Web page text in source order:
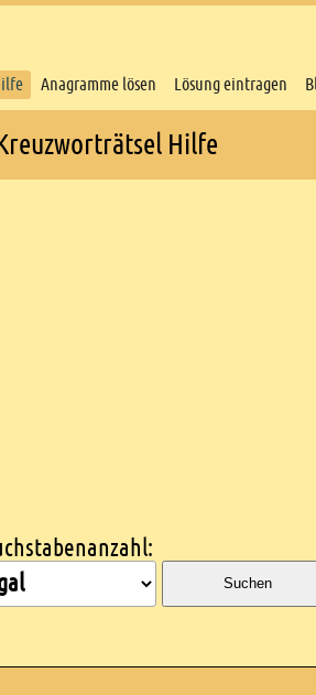
Anagramme lösen Lösung eintragen
Hilfe
Suchen